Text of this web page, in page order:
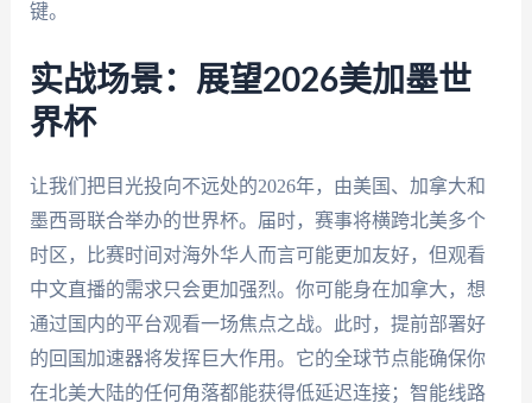
键。
实战场景：展望2026美加墨世
界杯
让我们把目光投向不远处的2026年，由美国、加拿大和
墨西哥联合举办的世界杯。届时，赛事将横跨北美多个
时区，比赛时间对海外华人而言可能更加友好，但观看
中文直播的需求只会更加强烈。你可能身在加拿大，想
通过国内的平台观看一场焦点之战。此时，提前部署好
的回国加速器将发挥巨大作用。它的全球节点能确保你
在北美大陆的任何角落都能获得低延迟连接；智能线路